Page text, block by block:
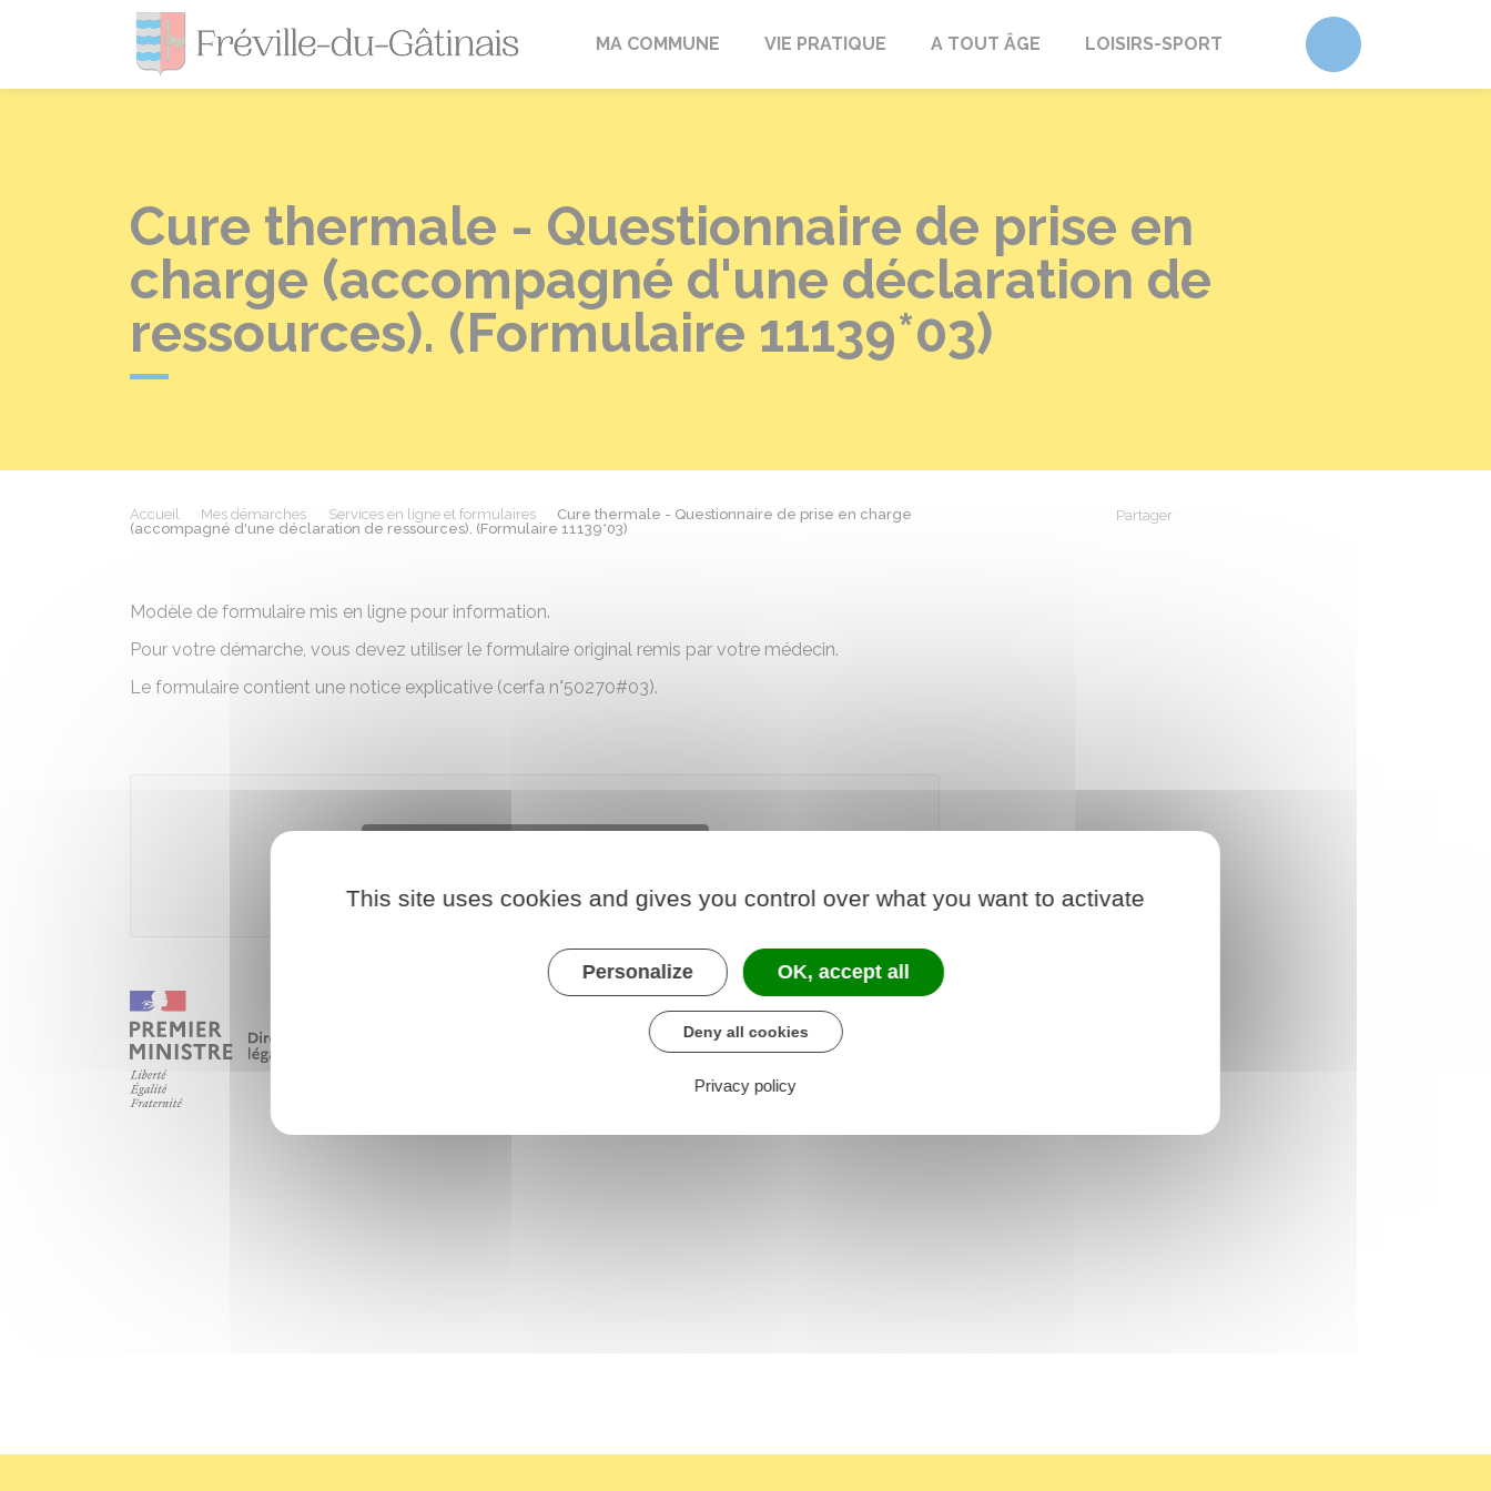
Fréville-du-Gâtinais
MA COMMUNE VIE PRATIQUE A TOUT ÂGE LOISIRS-SPORT Accéder au
Cure thermale - Questionnaire de prise en
charge (accompagné d'une déclaration de
ressources). (Formulaire 11139*03)
Accueil Mes démarches Services en ligne et formulaires
Cure thermale - Questionnaire de prise en charge
(accompagné d'une déclaration de ressources). (Formulaire 11139*03)
Partager
Modèle de formulaire mis en ligne pour information.
Pour votre démarche, vous devez utiliser le formulaire original remis par votre médecin.
Le formulaire contient une notice explicative (cerfa n°50270#03).
Caisse nationale d'assurance maladie (Cnam)
This site uses cookies and gives you control over what you want to activate
Personalize OK, accept all
Deny all cookies
Privacy policy